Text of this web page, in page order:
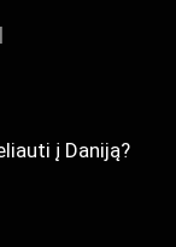
į Daniją?